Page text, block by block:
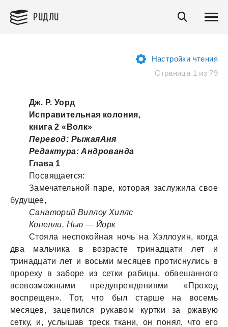
РИДЛИ
Настройки чтения
Страница 1 из 79
Дж. Р. Уорд
Исправительная колония,
книга 2 «Волк»
Перевод: РыжаяАня
Редактура: Андрованда
Глава 1
Посвящается:
Замечательной паре, которая заслужила свое
будущее,
Санаторий Виллоу Хиллс
Конелли, Нью — Йорк
Стояла неспокойная ночь на Хэллоуин, когда
два мальчика в возрасте тринадцати лет и
тринадцати лет и восьми месяцев протиснулись в
прореху в заборе из сетки рабицы, обвешанного
всевозможными предупреждениями «Проход
воспрещен». Тот, что был старше на восемь
месяцев, зацепился рукавом куртки за ржавую
сетку, и, услышав треск ткани, он понял, что его